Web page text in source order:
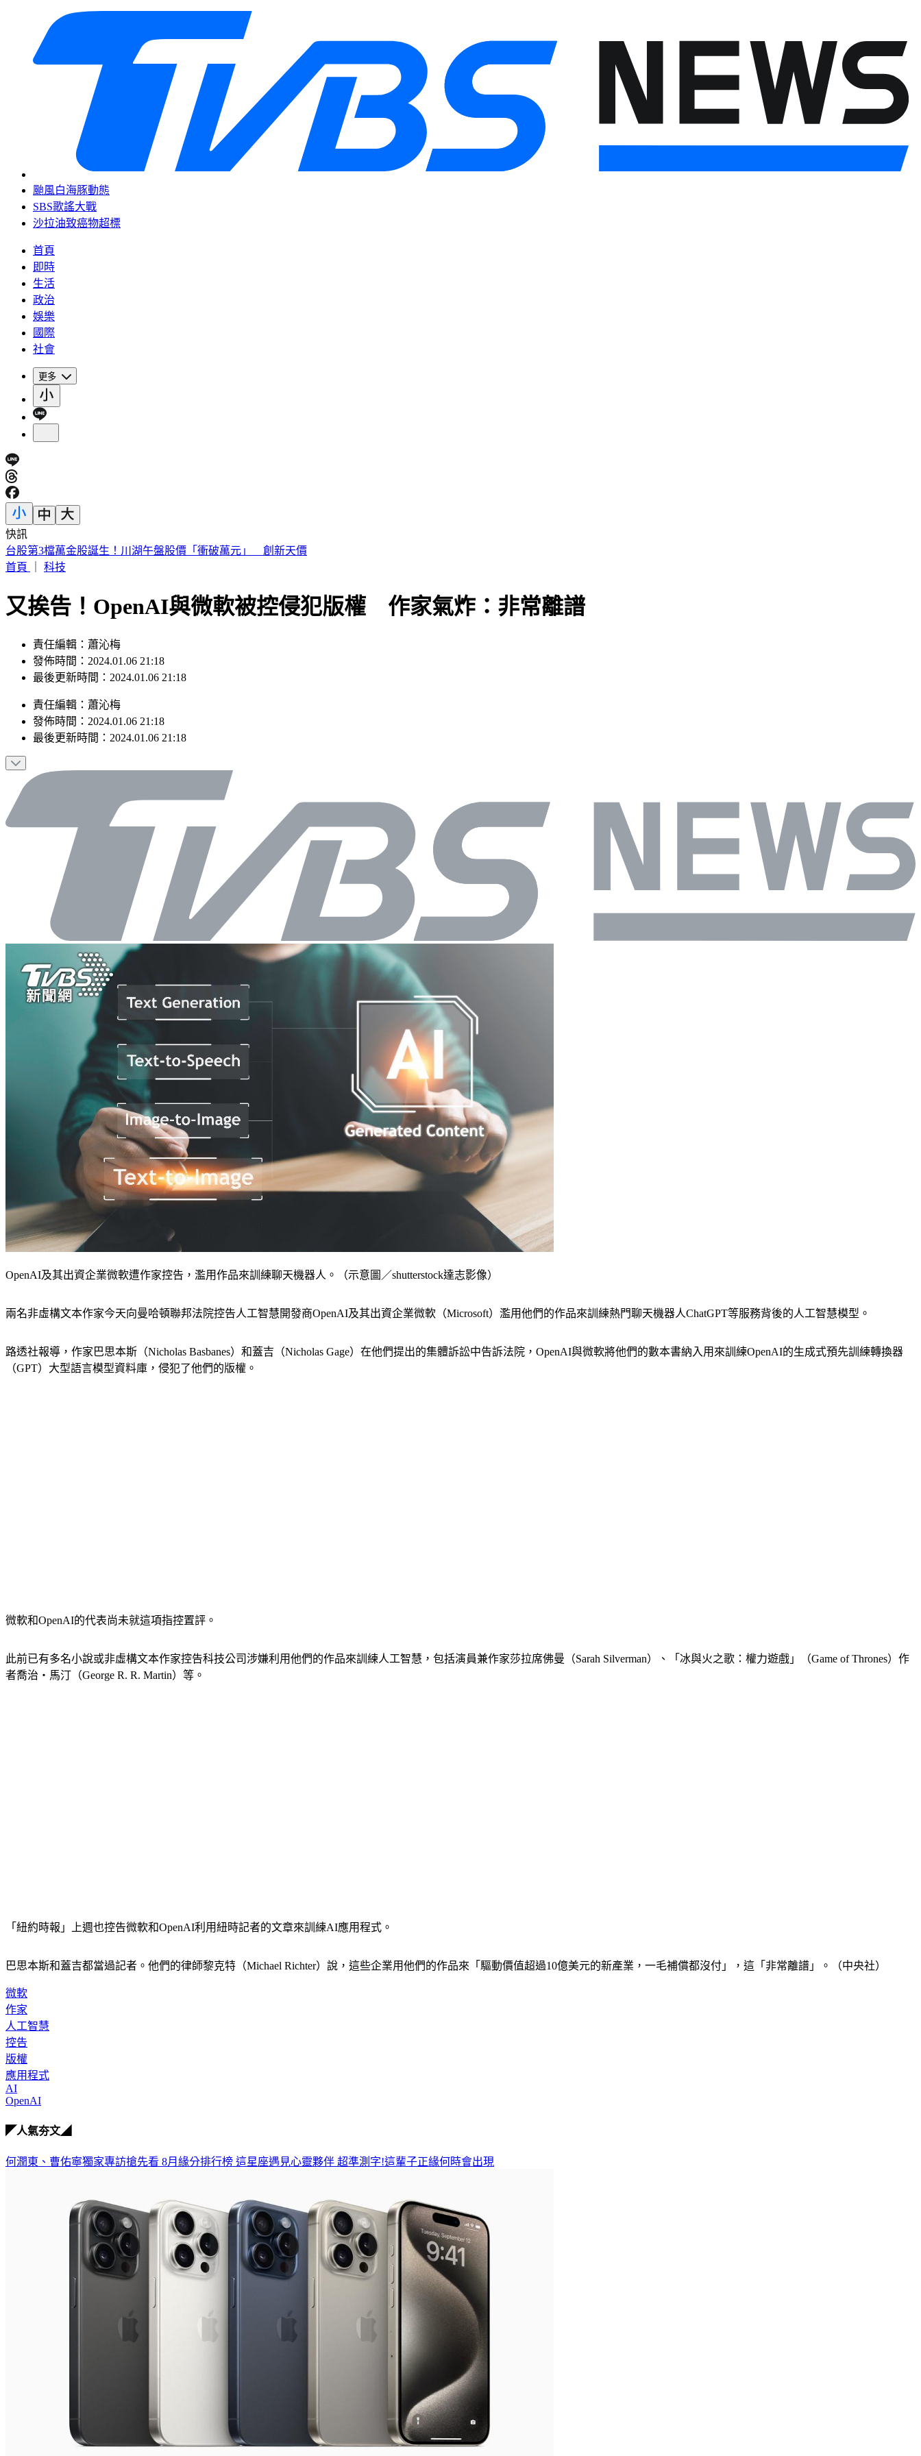
颱風白海豚動態
SBS歌謠大戰
沙拉油致癌物超標
首頁
即時
生活
政治
娛樂
國際
社會
更多
快訊
台股第3檔萬金股誕生！川湖午盤股價「衝破萬元」 創新天價
首頁
科技
又挨告！OpenAI與微軟被控侵犯版權 作家氣炸：非常離譜
責任編輯：蕭沁梅
發佈時間：2024.01.06 21:18
最後更新時間：2024.01.06 21:18
責任編輯 ： 蕭沁梅
發佈時間： 2024.01.06 21:18
最後更新時間： 2024.01.06 21:18
OpenAI及其出資企業微軟遭作家控告，濫用作品來訓練聊天機器人。（示意圖／shutterstock達志影像）
兩名非虛構文本作家今天向曼哈頓聯邦法院控告人工智慧開發商OpenAI及其出資企業微軟（Microsoft）濫用他們的作品來訓練熱門聊天機器人ChatGPT等服務背後的人工智慧模型。
路透社報導，作家巴思本斯（Nicholas Basbanes）和蓋吉（Nicholas Gage）在他們提出的集體訴訟中告訴法院，OpenAI與微軟將他們的數本書納入用來訓練OpenAI的生成式預先訓練轉換器
（GPT）大型語言模型資料庫，侵犯了他們的版權。
微軟和OpenAI的代表尚未就這項指控置評。
此前已有多名小說或非虛構文本作家控告科技公司涉嫌利用他們的作品來訓練人工智慧，包括演員兼作家莎拉席佛曼（Sarah Silverman）、「冰與火之歌：權力遊戲」（Game of Thrones）作
者喬治‧馬汀（George R. R. Martin）等。
「紐約時報」上週也控告微軟和OpenAI利用紐時記者的文章來訓練AI應用程式。
巴思本斯和蓋吉都當過記者。他們的律師黎克特（Michael Richter）說，這些企業用他們的作品來「驅動價值超過10億美元的新產業，一毛補償都沒付」，這「非常離譜」。（中央社）
微軟
作家
人工智慧
控告
版權
應用程式
AI
OpenAI
◤人氣夯文◢
何潤東、曹佑寧獨家專訪搶先看 8月緣分排行榜 這星座遇見心靈夥伴 超準測字!這輩子正緣何時會出現